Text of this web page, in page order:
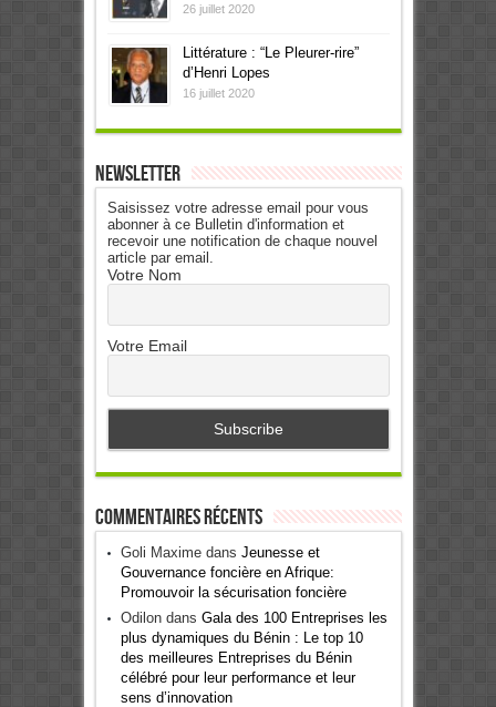
26 juillet 2020
Littérature : “Le Pleurer-rire”
d’Henri Lopes
16 juillet 2020
Newsletter
Saisissez votre adresse email pour vous
abonner à ce Bulletin d'information et
recevoir une notification de chaque nouvel
article par email.
Votre Nom
Votre Email
Commentaires récents
Goli Maximedans Jeunesse et
Gouvernance foncière en Afrique:
Promouvoir la sécurisation foncière
Odilondans Gala des 100 Entreprises les
plus dynamiques du Bénin : Le top 10
des meilleures Entreprises du Bénin
célébré pour leur performance et leur
sens d’innovation